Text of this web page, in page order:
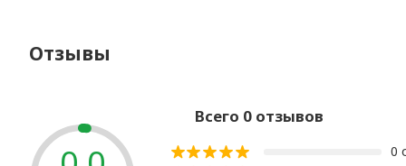
Отзывы
Всего 0 отзывов
0